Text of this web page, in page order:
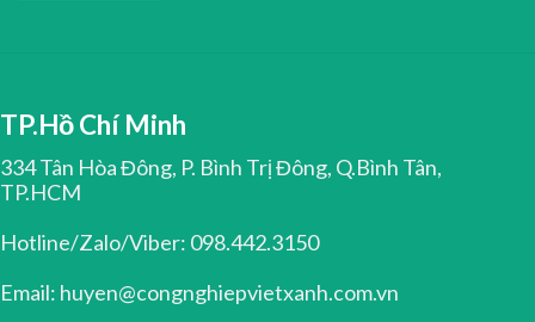
TP.Hồ Chí Minh
334 Tân Hòa Đông, P. Bình Trị Đông, Q.Bình Tân,
TP.HCM
Hotline/Zalo/Viber: 098.442.3150
Email: huyen@congnghiepvietxanh.com.vn